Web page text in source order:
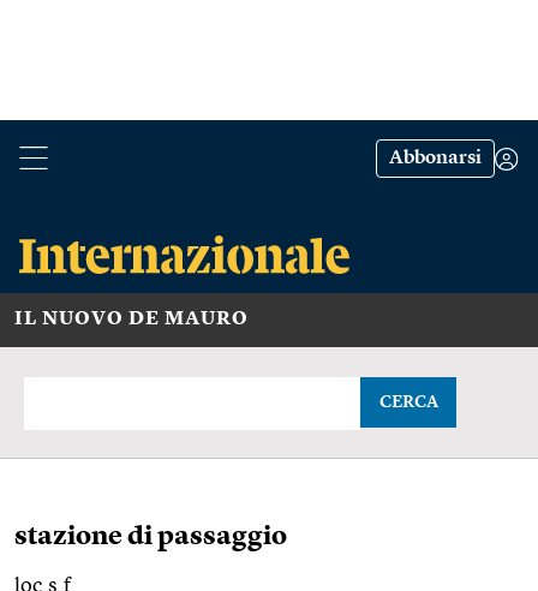
Abbonarsi
IL NUOVO DE MAURO
CERCA
stazione di passaggio
loc.s.f.